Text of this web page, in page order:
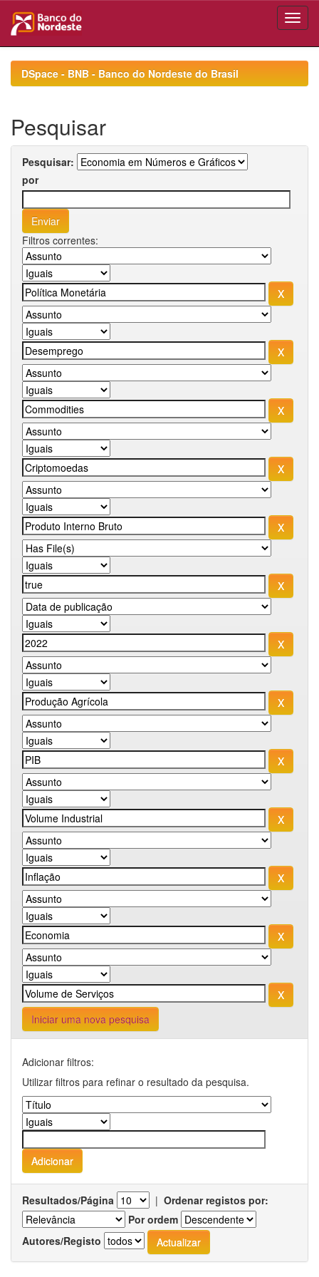
navigationDSpace - BNB - Banco do Nordeste do Brasil
Pesquisar
Pesquisar:
por
Filtros correntes:
Iniciar uma nova pesquisa
Adicionar filtros:
Utilizar filtros para refinar o resultado da pesquisa.
Resultados/Página | Ordenar registos por:
Por ordem
Autores/Registo